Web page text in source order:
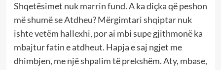
Shqetësimet nuk marrin fund. A ka diçka që peshon
më shumë se Atdheu? Mërgimtari shqiptar nuk
ishte vetëm hallexhi, por ai mbi supe gjithmonë ka
mbajtur fatin e atdheut. Hapja e saj ngjet me
dhimbjen, me një shpalim të prekshëm. Aty, mbase,